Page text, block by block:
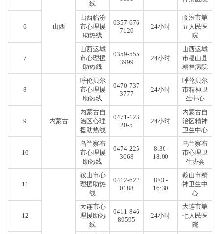
山西
线
6
山西临汾
市心理援
助热线
0357-676
7120
24小时
临汾市第
五人民医
院
7
山西运城
市心理援
助热线
0359-555
3999
24小时
山西运城
市稷山县
精神病院
8
内蒙古
呼伦贝尔
市心理援
助热线
0470-737
3777
24小时
呼伦贝尔
市精神卫
生中心
9
内蒙古自
治区心理
援助热线
0471-123
20-5
24小时
内蒙古自
治区精神
卫生中心
10
乌兰察布
市心理援
助热线
0474-225
3668
8:30-
18:00
乌兰察布
市心理卫
生协会
11
鞍山市心
理援助热
线
0412-622
0188
8:00-
16:30
鞍山市精
神卫生中
心
12
大连市心
理援助热
线
0411-846
89595
24小时
大连市第
七人民医
院